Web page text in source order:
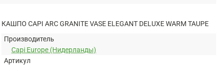
КАШПО CAPI ARC GRANITE VASE ELEGANT DELUXE WARM TAUPE
Производитель
Capi Europe (Нидерланды)
Артикул